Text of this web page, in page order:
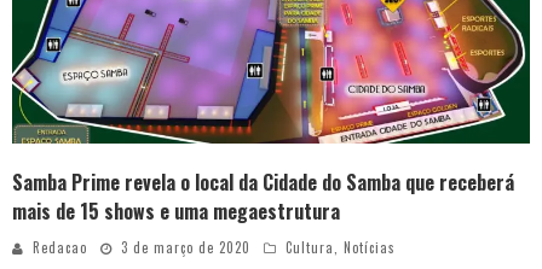
Samba Prime revela o local da Cidade do Samba que receberá
mais de 15 shows e uma megaestrutura
Redacao 3 de março de 2020 Cultura, Notícias